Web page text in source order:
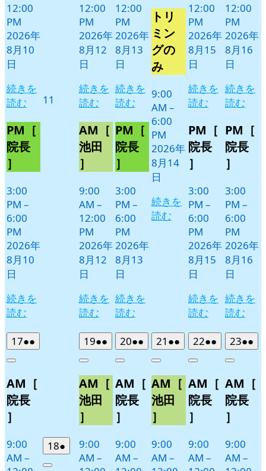
12:00
PM
2026年
8月10
日
続きを
読む
PM［
院長
］
3:00
PM –
6:00
PM
2026年
8月10
日
続きを
読む
11
12:00
PM
2026年
8月12
日
続きを
読む
AM［
池田
］
9:00
AM –
12:00
PM
2026年
8月12
日
続きを
読む
12:00
PM
2026年
8月13
日
続きを
読む
PM［
院長
］
3:00
PM –
6:00
PM
2026年
8月13
日
続きを
読む
月
14
日
ベ
ン
ト)
トリ
ミン
グの
み
9:00
AM –
6:00
PM
2026年
8月14
日
続きを
読む
12:00
PM
2026年
8月15
日
続きを
読む
PM［
院長
］
3:00
PM –
6:00
PM
2026年
8月15
日
続きを
読む
12:00
PM
2026年
8月16
日
続きを
読む
PM［
院長
］
3:00
PM –
6:00
PM
2026年
8月16
日
続きを
読む
172026
年
月
17
日
●●
件
イ
Close
AM［
院長
］
9:00
AM –
182026
年
●
件
192026
年
月
19
日
●●
件
イ
ベ
ト)
Close
AM［
池田
］
9:00
AM –
202026
年
月
20
日
●●
件
イ
ベ
ト)
Close
AM［
院長
］
9:00
AM –
21 2026
年
月
21
日
●●
件
イ
ベ
ト)
Close
AM［
池田
］
9:00
AM –
222026
年
月
22
日
●●
件
イ
ベ
ト)
Close
AM［
院長
］
9:00
AM –
232026
年
月
23
日
●●
件
イ
Close
AM［
院長
］
9:00
AM –